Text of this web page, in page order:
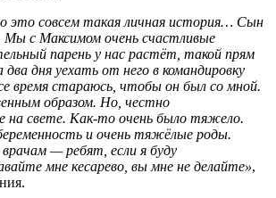
это совсем такая личная история… Сын
Мы с Максимом очень счастливые
парень у нас растёт, такой прям
дня уехать от него в командировку
время стараюсь, чтобы он был со мной.
образом. Но, честно
на свете. Как-то очень было тяжело.
и очень тяжёлые роды.
врачам — ребят, если я буду
мне кесарево, вы мне не делайте»,